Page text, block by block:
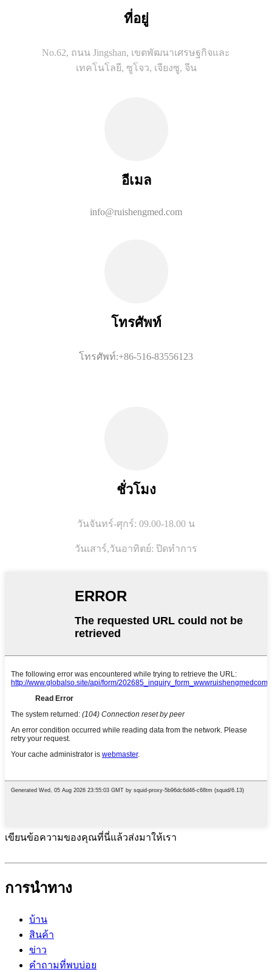
ที่อยู่
No.62, ถนน Jingshan, เขตพัฒนาเศรษฐกิจและ
เทคโนโลยี, ซูโจว, เจียงซู, จีน
อีเมล
info@ruishengmed.com
โทรศัพท์
โทรศัพท์:+86-516-83556123
ชั่วโมง
วันจันทร์-ศุกร์: 09.00-18.00 น
วันเสาร์,วันอาทิตย์: ปิดทำการ
เขียนข้อความของคุณที่นี่แล้วส่งมาให้เรา
การนำทาง
บ้าน
สินค้า
ข่าว
คำถามที่พบบ่อย